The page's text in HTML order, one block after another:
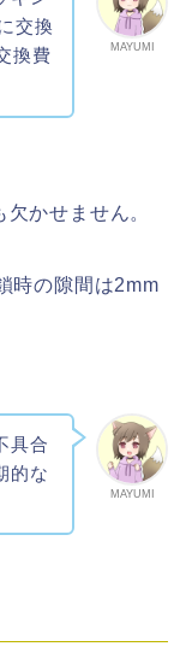
MAYUMI
交換
換費
かせません。
時の隙間は2mm
MAYUMI
具合
的な